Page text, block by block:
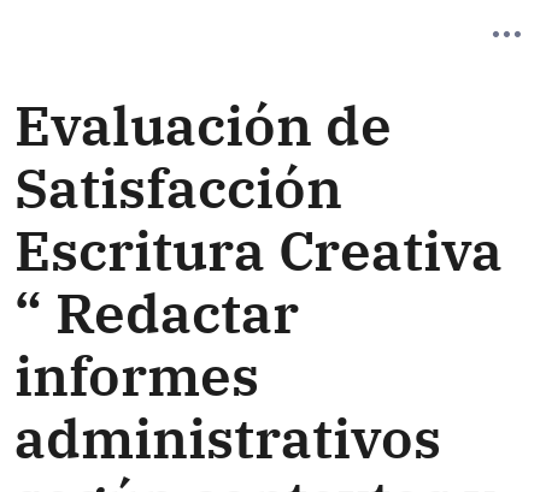
Evaluación de
Satisfacción
Escritura Creativa
“ Redactar
informes
administrativos